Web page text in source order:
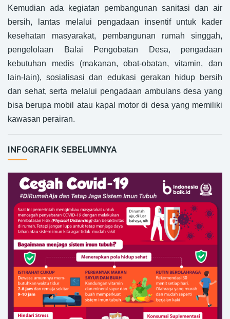
Kemudian ada kegiatan pembangunan sanitasi dan air
bersih, lantas melalui pengadaan insentif untuk kader
kesehatan masyarakat, pembangunan rumah singgah,
pengelolaan Balai Pengobatan Desa, pengadaan
kebutuhan medis (makanan, obat-obatan, vitamin, dan
lain-lain), sosialisasi dan edukasi gerakan hidup bersih
dan sehat, serta melalui pengadaan ambulans desa yang
bisa berupa mobil atau kapal motor di desa yang memiliki
kawasan perairan.
INFOGRAFIK SEBELUMNYA